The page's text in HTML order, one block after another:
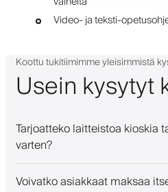
Video- ja teksti-
Koottu tukitiimimme yleisimmistä
Usein kysytyt
Tarjoatteko laitteistoa kioskia
varten?
Voivatko asiakkaat maksaa